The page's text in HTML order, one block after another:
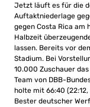
Jetzt läuft es für die
Auftaktniederlage
gegen Costa Rica am
Halbzeit
lassen. Bereits vor
Stadium. Bei
10.000 Zuschauer
Team von DBB-
holte mit 66:40 (22:12,
Bester deutscher